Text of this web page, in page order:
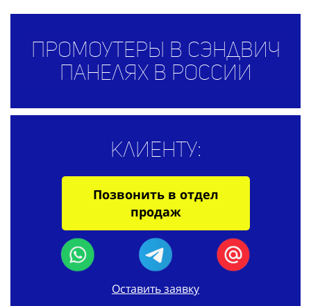
Промоутеры в сэндвич
панелях в России
Клиенту:
Позвонить в отдел
продаж
Оставить заявку